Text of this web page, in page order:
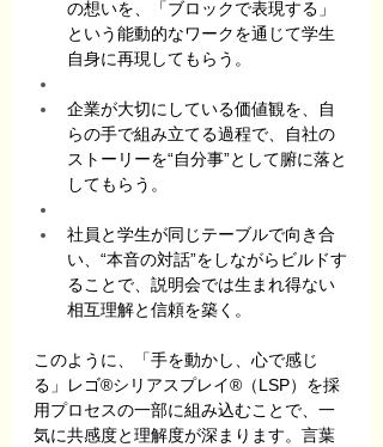
の想いを、「ブロックで表現する」
という能動的なワークを通じて学生
自身に再現してもらう。
企業が大切にしている価値観を、自
らの手で組み立てる過程で、自社の
ストーリーを“自分事”として腑に落と
してもらう。
社員と学生が同じテーブルで向き合
い、“本音の対話”をしながらビルドす
ることで、説明会では生まれ得ない
相互理解と信頼を築く。
このように、「手を動かし、心で感じ
る」レゴ®シリアスプレイ®（LSP）を採
用プロセスの一部に組み込むことで、一
気に共感度と理解度が深まります。言葉